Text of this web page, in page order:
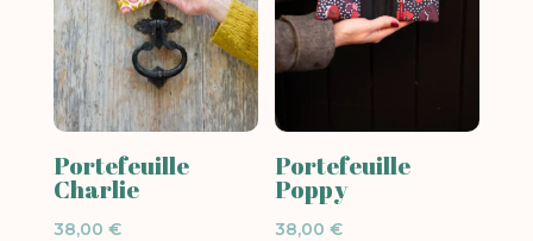
Portefeuille
Charlie
38,00 €
Portefeuille
Poppy
38,00€